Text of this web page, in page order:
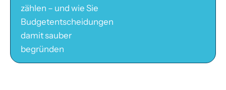
zählen – und wie Sie
Budgetentscheidungen
damit sauber
begründen